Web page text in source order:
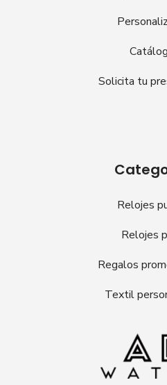
Solicita tu
Relojes
Relojes
Regalos
Textil